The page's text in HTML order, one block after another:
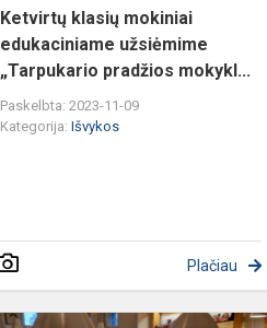
Ketvirtų klasių mokiniai
edukaciniame užsiėmime
„Tarpukario pradžios mokykl...
Paskelbta: 2023-11-09
Kategorija: Išvykos
Plačiau